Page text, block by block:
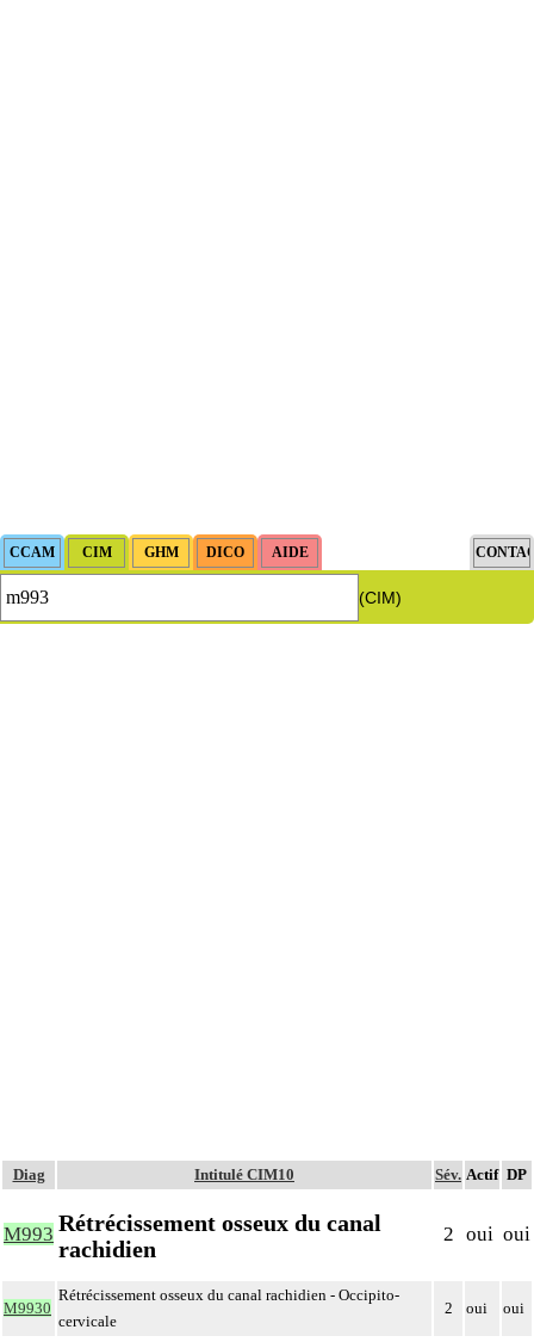
(CIM)
Diag Intitulé CIM10 Sév. Actif DP
M993 Rétrécissement osseux du canal
rachidien
2 oui oui
M9930
Rétrécissement osseux du canal rachidien - Occipito-
cervicale
2 oui oui